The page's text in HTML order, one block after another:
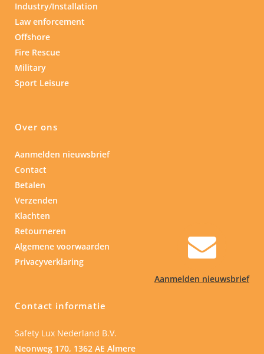
Aanmelden nieuwsbrief
Industry/Installation
Law enforcement
Offshore
Fire Rescue
Military
Sport Leisure
Over ons
Aanmelden nieuwsbrief
Contact
Betalen
Verzenden
Klachten
Retourneren
Algemene voorwaarden
Privacyverklaring
Contact informatie
Safety Lux Nederland B.V.
Neonweg 170, 1362 AE Almere